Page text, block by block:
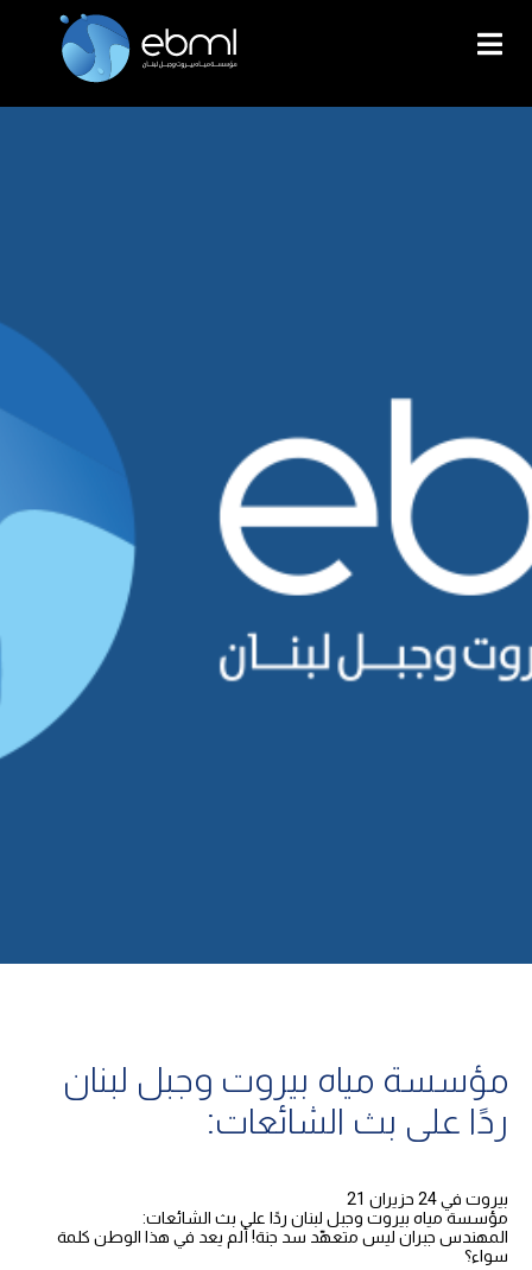
مؤسسة مياه بيروت وجبل لبنان
ردًا على بث الشائعات:
بيروت في 24 حزيران 21
مؤسسة مياه بيروت وجبل لبنان ردًا على بث الشائعات:
المهندس جبران ليس متعهّد سد جنة! ألم يعد في هذا الوطن كلمة
سواء؟